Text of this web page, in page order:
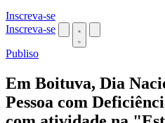
Inscreva-se
Inscreva-se
Publiso
Em Boituva, Dia
Pessoa com